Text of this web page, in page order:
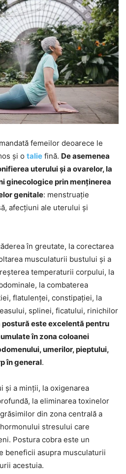
femeilor deoarece le
și o talie fină. De asemenea
uterului și a ovarelor, la
ginecologice prin menținerea
genitale: menstruație
afecțiuni ale uterului și
în greutate, la corectarea
musculaturii bustului și a
temperaturii corpului, la
la combaterea
flatulenței, constipației, la
splinei, ficatului, rinichilor
este excelentă pentru
în zona coloanei
umerilor, pieptului,
în general.
și a minții, la oxigenarea
la eliminarea toxinelor
din zona centrală a
stresului care
Postura cobra este un
beneficii asupra musculaturii
acestuia.